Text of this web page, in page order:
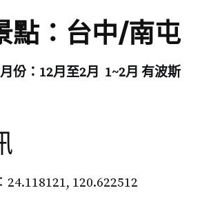
點：台中/南屯
份：12月至2月 1~2月 有波斯
24.118121, 120.622512